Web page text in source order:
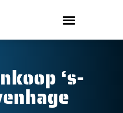
‘s-